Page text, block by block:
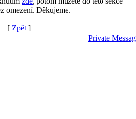
omezení. Děkujeme.
[ Zpět]
Private